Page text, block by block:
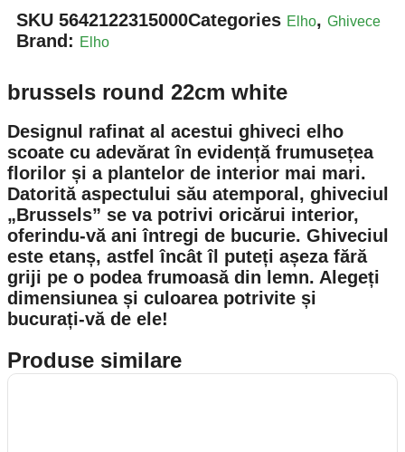
SKU 5642122315000Categories Elho, Ghivece
Brand: Elho
brussels round 22cm white
Designul rafinat al acestui ghiveci elho
scoate cu adevărat în evidență frumusețea
florilor și a plantelor de interior mai mari.
Datorită aspectului său atemporal, ghiveciul
„Brussels” se va potrivi oricărui interior,
oferindu-vă ani întregi de bucurie. Ghiveciul
este etanș, astfel încât îl puteți așeza fără
griji pe o podea frumoasă din lemn. Alegeți
dimensiunea și culoarea potrivite și
bucurați-vă de ele!
Produse similare